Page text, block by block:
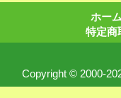
ホーム
特定商
Copyright © 2000-